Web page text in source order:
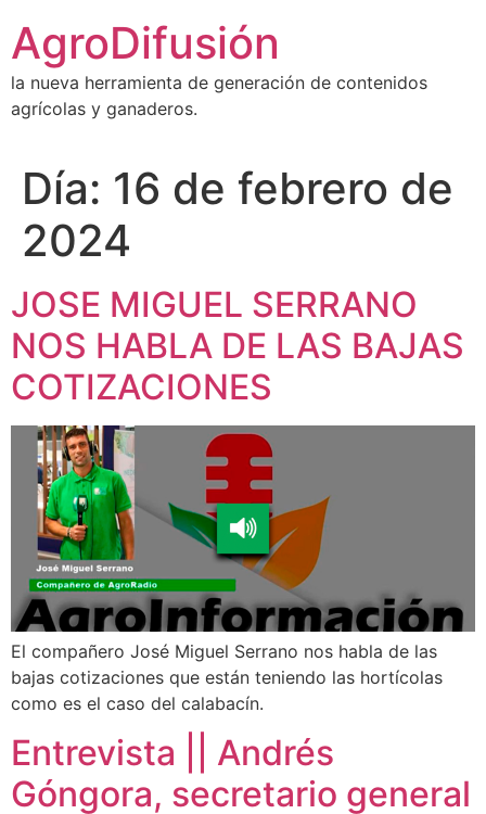
contenido
AgroDifusión
la nueva herramienta de generación de contenidos
agrícolas y ganaderos.
Día: 16 de febrero de
2024
JOSE MIGUEL SERRANO
NOS HABLA DE LAS BAJAS
COTIZACIONES
El compañero José Miguel Serrano nos habla de las
bajas cotizaciones que están teniendo las hortícolas
como es el caso del calabacín.
Entrevista || Andrés
Góngora, secretario general